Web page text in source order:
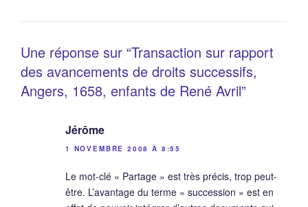
Une réponse sur “Transaction sur rapport
des avancements de droits successifs,
Angers, 1658, enfants de René Avril”
Jérôme
1 NOVEMBRE 2008 À 8:55
Le mot-clé « Partage » est très précis, trop peut-
être. L’avantage du terme « succession » est en